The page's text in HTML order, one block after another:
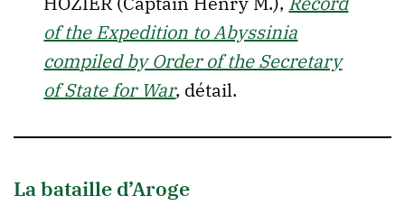
of the Expedition to Abyssinia
compiled by Order of the Secretary
of State for War, détail.
La bataille d’Aroge